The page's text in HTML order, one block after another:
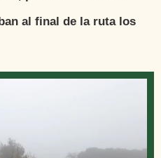
al final de la ruta los